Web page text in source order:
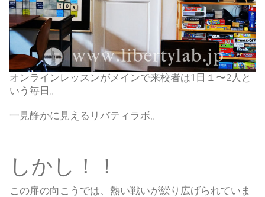
オンラインレッスンがメインで来校者は1日１〜2人と
いう毎日。
一見静かに見えるリバティラボ。
しかし！！
この扉の向こうでは、熱い戦いが繰り広げられていま